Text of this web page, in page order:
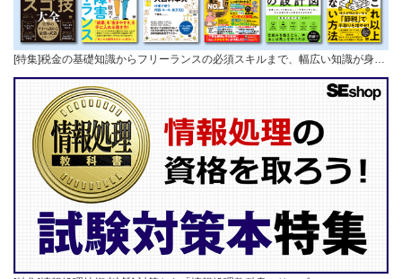
[特集]税金の基礎知識からフリーランスの必須スキルまで、幅広い知識が身…